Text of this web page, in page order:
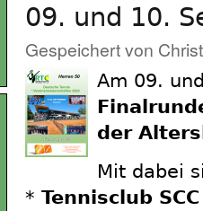
09. und 10.
Gespeichert von
Am 09.
der
Mit dabei
* Tennisclub